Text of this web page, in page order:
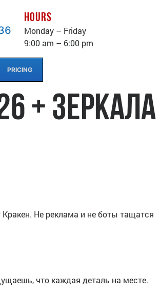
HOURS
Monday – Friday
9:00 am – 6:00 pm
PRICING
+ зеркала
Не реклама и не боты тащатся
что каждая деталь на месте.